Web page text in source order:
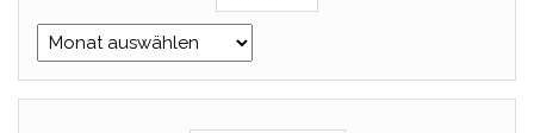
Archiv